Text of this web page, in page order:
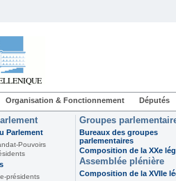
Organisation & Fonctionnement Députés
Parlement
Pouvoirs
présidents
Groupes
Bureaux des groupes
parlementaires
Composition de la XXe
Assemblée plénière
Composition de la XVIIe